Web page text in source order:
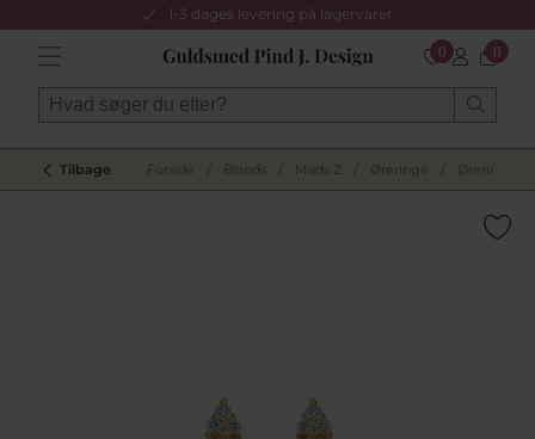
1-3 dages levering på lagervarer
0 0
Tilbage Forside Brands Mads Z Øreringe Øreringe